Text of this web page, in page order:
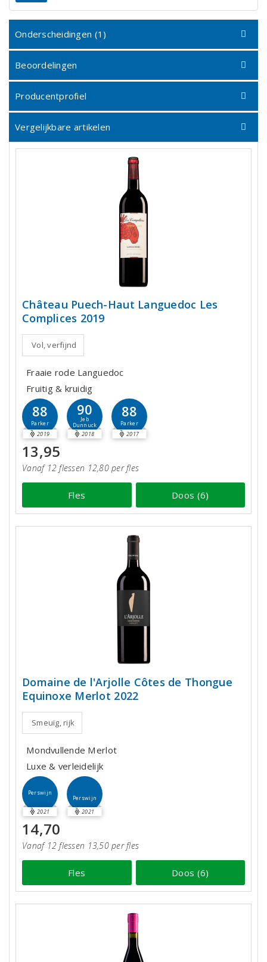
Onderscheidingen (1)
Beoordelingen
Producentprofiel
Vergelijkbare artikelen
Château Puech-Haut Languedoc Les
Complices 2019
Vol, verfijnd
Fraaie rode Languedoc
Fruitig & kruidig
88
Parker
2019
90
Jeb
Dunnuck
2018
88
Parker
2017
13,95
Vanaf 12 flessen 12,80 per fles
Fles Doos (6)
Domaine de l'Arjolle Côtes de Thongue
Equinoxe Merlot 2022
Smeuïg, rijk
Mondvullende Merlot
Luxe & verleidelijk
Perswijn
2021
Perswijn
2021
14,70
Vanaf 12 flessen 13,50 per fles
Fles Doos (6)